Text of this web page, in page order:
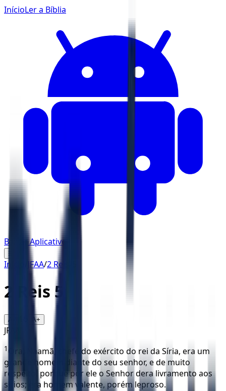
InícioLer a Bíblia
Baixar Aplicativo
☰
Início JFAA/2 Reis
2 Reis 5
A- A+
JFAA
1 Ora, Naamã, chefe do exército do rei da Síria, era um
grande homem diante do seu senhor, e de muito
respeito, porque por ele o Senhor dera livramento aos
sírios; era homem valente, porém leproso.